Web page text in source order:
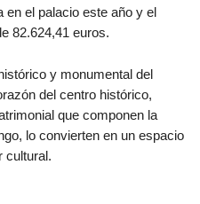
en el palacio este año y el
82.624,41 euros.
y monumental del
del centro histórico,
que componen la
lo convierten en un espacio
cultural.